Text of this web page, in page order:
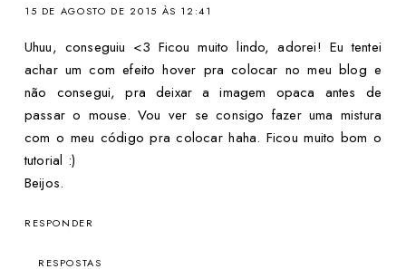
15 DE AGOSTO DE 2015 ÀS 12:41
Uhuu, conseguiu <3 Ficou muito lindo, adorei! Eu tentei
achar um com efeito hover pra colocar no meu blog e
não consegui, pra deixar a imagem opaca antes de
passar o mouse. Vou ver se consigo fazer uma mistura
com o meu código pra colocar haha. Ficou muito bom o
tutorial :)
Beijos.
RESPONDER
RESPOSTAS